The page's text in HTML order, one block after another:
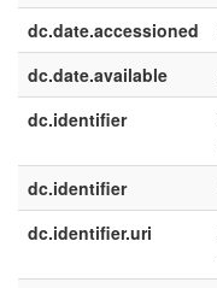
dc.date.accessioned
dc.date.available
dc.identifier
dc.identifier
dc.identifier.uri